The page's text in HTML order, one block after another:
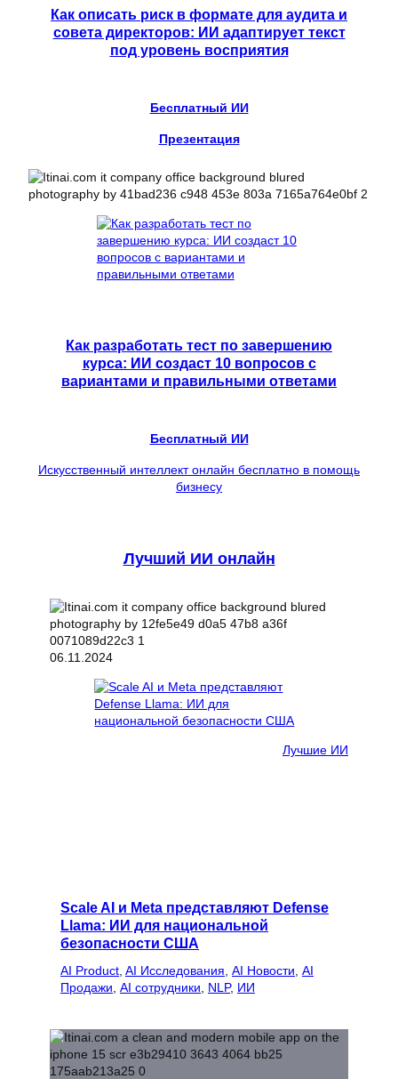
Как описать риск в формате для аудита и
совета директоров: ИИ адаптирует текст
под уровень восприятия
Бесплатный ИИ
Презентация
Как разработать тест по завершению
курса: ИИ создаст 10 вопросов с
вариантами и правильными ответами
Бесплатный ИИ
Искусственный интеллект онлайн бесплатно в помощь
бизнесу
Лучший ИИ онлайн
06.11.2024
Лучшие ИИ
Scale AI и Meta представляют Defense
Llama: ИИ для национальной
безопасности США
AI Product AI Исследования AI Новости AI
Продажи AI сотрудники NLP, ИИ